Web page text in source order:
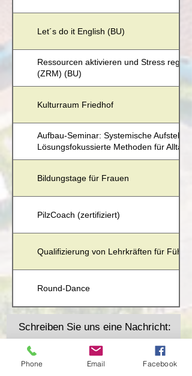
Let´s do it English (BU)
Ressourcen aktivieren und Stress
(ZRM) (BU)
Kulturraum Friedhof
Aufbau-Seminar: Systemische
Lösungsfokussierte Methoden für Alltag
Bildungstage für Frauen
PilzCoach (zertifiziert)
Qualifizierung von Lehrkräften für
Round-Dance
Schreiben Sie uns eine Nachricht:
Phone Email Facebook